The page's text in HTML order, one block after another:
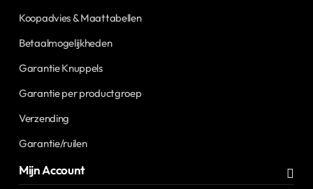
Koopadvies & Maattabellen
Betaalmogelijkheden
Garantie Knuppels
Garantie per productgroep
Verzending
Garantie/ruilen
Mijn Account